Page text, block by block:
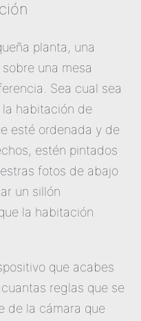
planta, una
una mesa
Sea cual sea
habitación de
esté ordenada y de
estén pintados
fotos de abajo
un sillón
la habitación
que acabes
reglas que se
de la cámara que